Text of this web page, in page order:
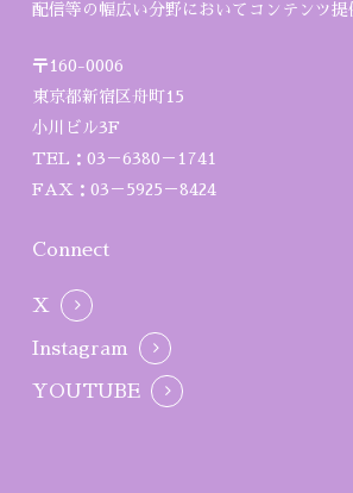
配信等の幅広い分野においてコンテンツ提
〒160-0006
東京都新宿区舟町15
小川ビル3F
TEL：03－6380－1741
FAX：03－5925－8424
Connect
X
Instagram
YOUTUBE